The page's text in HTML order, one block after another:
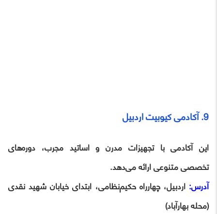
9. آکادمی کیوبیت اردبیل
این آکادمی با تجهیزات مدرن و اساتید مجرب، دوره‌های
تخصصی متنوعی ارائه می‌دهد.
آدرس: اردبیل، چهارراه حکیم‌نظامی، ابتدای خیابان شهید نقدی
(محله بهارآباد)